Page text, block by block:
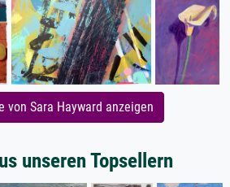
von Sara Hayward anzeigen
unseren Topsellern